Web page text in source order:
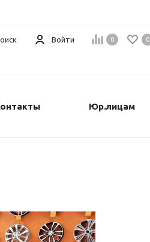
0 0
Войти
Юр.лицам